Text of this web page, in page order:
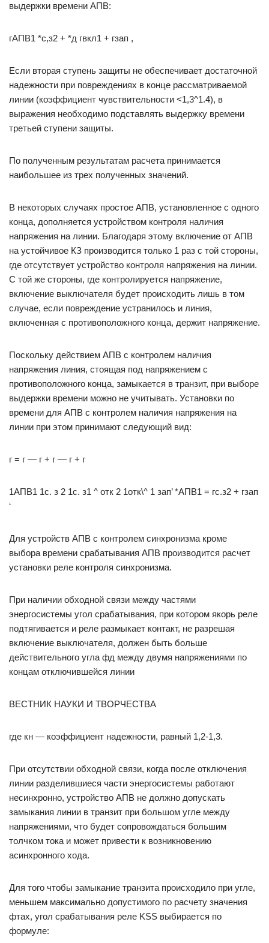
выдержки времени АПВ:
гАПВ1 *с,з2 + *д гвкл1 + гзап ,
Если вторая ступень защиты не обеспечивает достаточной
надежности при повреждениях в конце рассматриваемой
линии (коэффициент чувствительности <1,3^1.4), в
выражения необходимо подставлять выдержку времени
третьей ступени защиты.
По полученным результатам расчета принимается
наибольшее из трех полученных значений.
В некоторых случаях простое АПВ, установленное с одного
конца, дополняется устройством контроля наличия
напряжения на линии. Благодаря этому включение от АПВ
на устойчивое КЗ производится только 1 раз с той стороны,
где отсутствует устройство контроля напряжения на линии.
С той же стороны, где контролируется напряжение,
включение выключателя будет происходить лишь в том
случае, если повреждение устранилось и линия,
включенная с противоположного конца, держит напряжение.
Поскольку действием АПВ с контролем наличия
напряжения линия, стоящая под напряжением с
противоположного конца, замыкается в транзит, при выборе
выдержки времени можно не учитывать. Установки по
времени для АПВ с контролем наличия напряжения на
линии при этом принимают следующий вид:
г = г — г + г — г + г
1АПВ1 1с. з 2 1с. з1 ^ отк 2 1отк\^ 1 зап’ *АПВ1 = гс.з2 + гзап
‘
Для устройств АПВ с контролем синхронизма кроме
выбора времени срабатывания АПВ производится расчет
установки реле контроля синхронизма.
При наличии обходной связи между частями
энергосистемы угол срабатывания, при котором якорь реле
подтягивается и реле размыкает контакт, не разрешая
включение выключателя, должен быть больше
действительного угла фд между двумя напряжениями по
концам отключившейся линии
ВЕСТНИК НАУКИ И ТВОРЧЕСТВА
где кн — коэффициент надежности, равный 1,2-1,3.
При отсутствии обходной связи, когда после отключения
линии разделившиеся части энергосистемы работают
несинхронно, устройство АПВ не должно допускать
замыкания линии в транзит при большом угле между
напряжениями, что будет сопровождаться большим
толчком тока и может привести к возникновению
асинхронного хода.
Для того чтобы замыкание транзита происходило при угле,
меньшем максимально допустимого по расчету значения
фтах, угол срабатывания реле KSS выбирается по
формуле: